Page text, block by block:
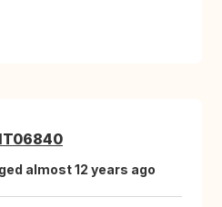
IT06840
almost 12 years ago